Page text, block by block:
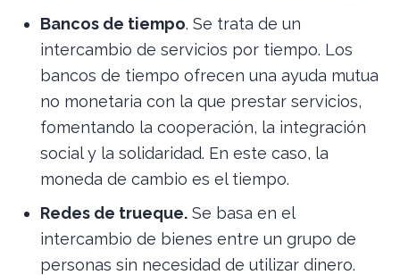
Bancos de tiempo. Se trata de un
intercambio de servicios por tiempo. Los
bancos de tiempo ofrecen una ayuda mutua
no monetaria con la que prestar servicios,
fomentando la cooperación, la integración
social y la solidaridad. En este caso, la
moneda de cambio es el tiempo.
Redes de trueque. Se basa en el
intercambio de bienes entre un grupo de
personas sin necesidad de utilizar dinero.